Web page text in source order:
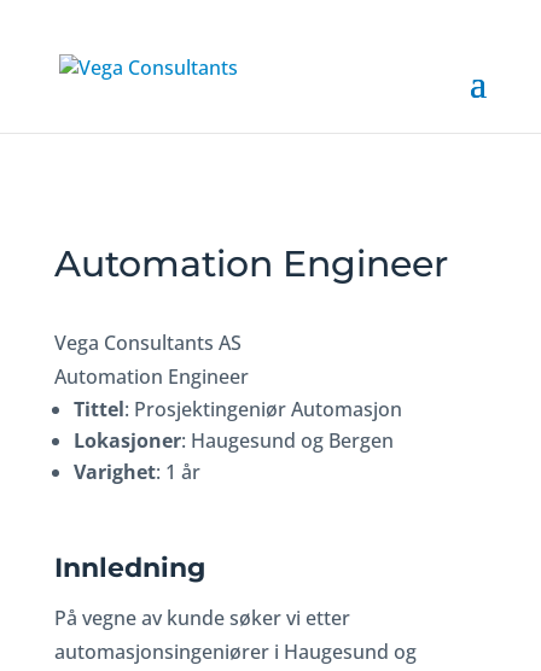
Automation Engineer
Vega Consultants AS
Automation Engineer
Tittel: Prosjektingeniør Automasjon
Lokasjoner: Haugesund og Bergen
Varighet: 1 år
Innledning
På vegne av kunde søker vi etter
automasjonsingeniører i Haugesund og